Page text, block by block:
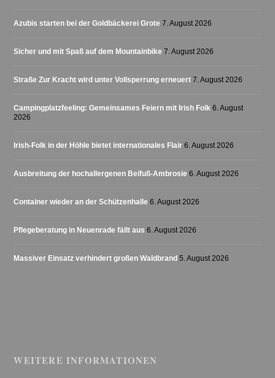
Azubis starten bei der Goldbäckerei Grote 7. August 2026
Sicher und mit Spaß auf dem Mountainbike 7. August 2026
Straße Zur Kracht wird unter Vollsperrung erneuert 7. August 2026
Campingplatzfeeling: Gemeinsames Feiern mit Irish Folk 6. August
2026
Irish-Folk in der Höhle bietet internationales Flair 6. August 2026
Ausbreitung der hochallergenen Beifuß-Ambrosie 6. August 2026
Container wieder an der Schützenhalle 6. August 2026
Pflegeberatung in Neuenrade fällt aus 6. August 2026
Massiver Einsatz verhindert großen Waldbrand 5. August 2026
WEITERE INFORMATIONEN